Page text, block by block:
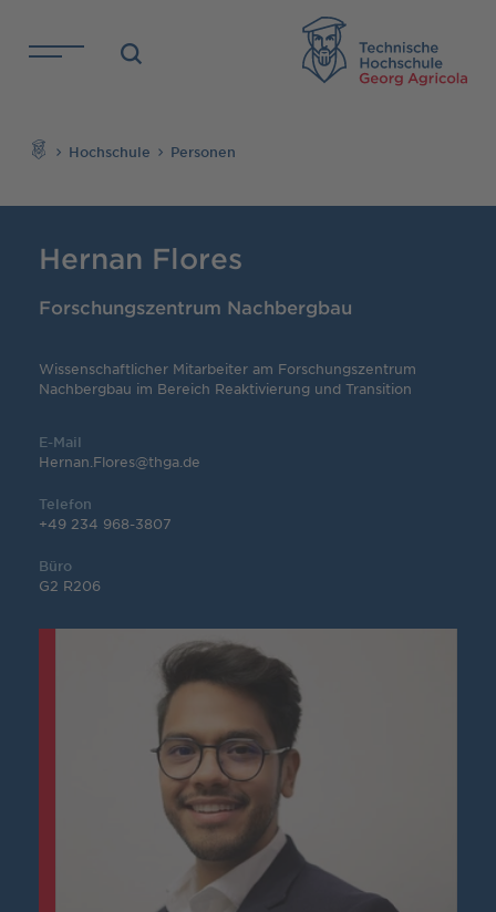
Direkt zu den Inhalten springen
Hochschule Personen
Hernan Flores
Forschungszentrum Nachbergbau
Wissenschaftlicher Mitarbeiter am Forschungszentrum
Nachbergbau im Bereich Reaktivierung und Transition
E-Mail
Hernan.Flores@thga.de
Telefon
+49 234 968-3807
Büro
G2 R206